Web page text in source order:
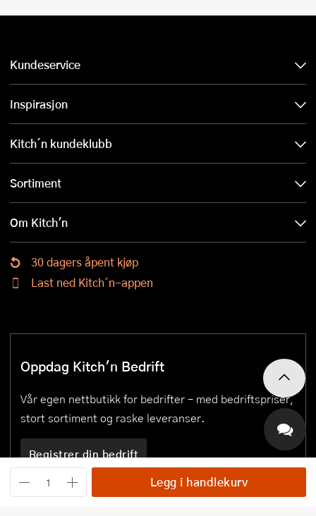
Legg i handlekurv
Kundeservice
Inspirasjon
Kitch´n kundeklubb
Sortiment
Om Kitch'n
30 dagers åpent kjøp
Last ned Kitch´n-appen
Oppdag Kitch'n Bedrift
Vår egen nettbutikk for bedrifter – med bedriftspriser,
stort sortiment og raske leveranser.
Registrer din bedrift